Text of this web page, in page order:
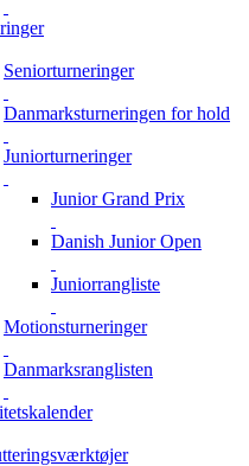
Seniorturneringer
Danmarksturneringen for hold
Juniorturneringer
Junior Grand Prix
Danish Junior Open
Juniorrangliste
Motionsturneringer
Danmarksranglisten